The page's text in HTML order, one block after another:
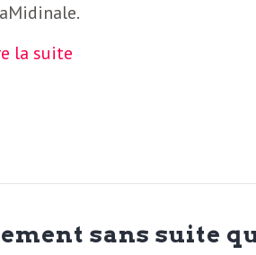
la suite
sans suite